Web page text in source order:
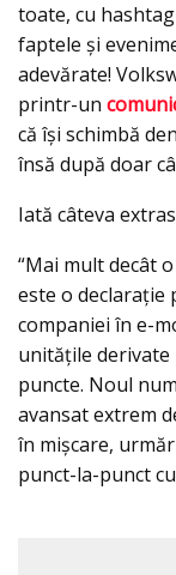
toate, cu
faptele şi
adevărate!
printr-un
că îşi schimbă
însă după doar
Iată câteva
“Mai mult decât
este o declarație
companiei în e-
unitățile
puncte. Noul
avansat extrem
în mișcare,
punct-la-punct